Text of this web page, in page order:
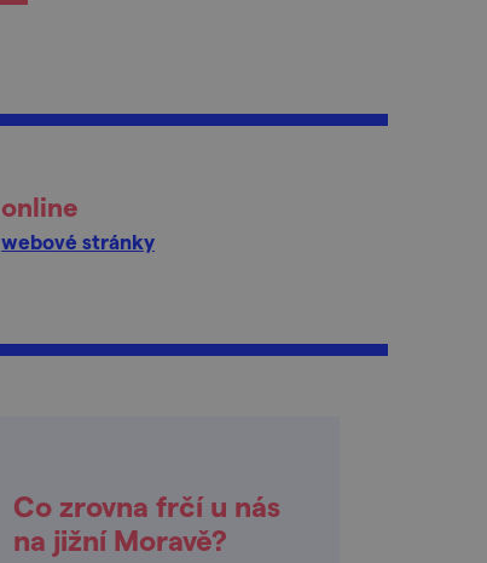
online
webové stránky
Co zrovna frčí u nás
na jižní Moravě?